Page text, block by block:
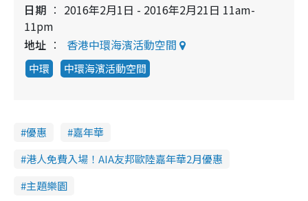
日期
2016年2月1日 - 2016年2月21日 11am-
11pm
地址
香港中環海濱活動空間
中環 中環海濱活動空間
優惠
嘉年華
‎港人免費入場！AIA友邦歐陸嘉年華2月優惠
主題樂園